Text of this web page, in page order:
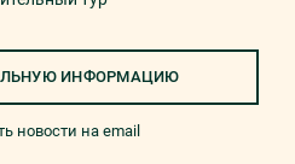
ИНФОРМАЦИЮ
новости на email